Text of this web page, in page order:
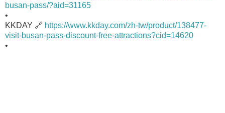
busan-pass/?aid=31165
•
KKDAY 🔗 https://www.kkday.com/zh-tw/product/138477-
visit-busan-pass-discount-free-attractions?cid=14620
•